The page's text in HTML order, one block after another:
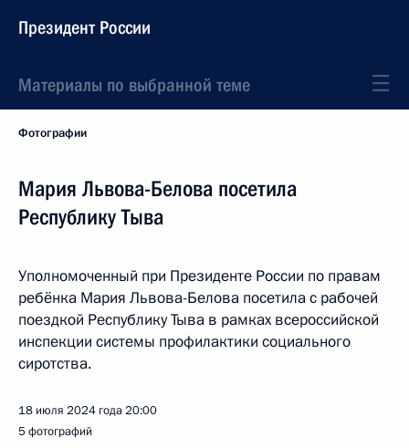
Президент России
Материалы по выбранной теме
Фотографии
Мария Львова-Белова посетила
Республику Тыва
Уполномоченный при Президенте России по правам
ребёнка Мария Львова-Белова посетила с рабочей
поездкой Республику Тыва в рамках всероссийской
инспекции системы профилактики социального
сиротства.
18 июля 2024 года20:00
5 фотографий